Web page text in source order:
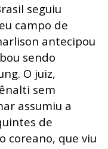
seguiu
campo de
antecipou
sendo
O juiz,
sem
assumiu a
de
coreano, que viu